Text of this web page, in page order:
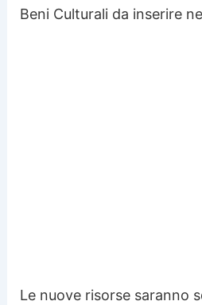
Beni Culturali da inserire
Le nuove risorse saranno